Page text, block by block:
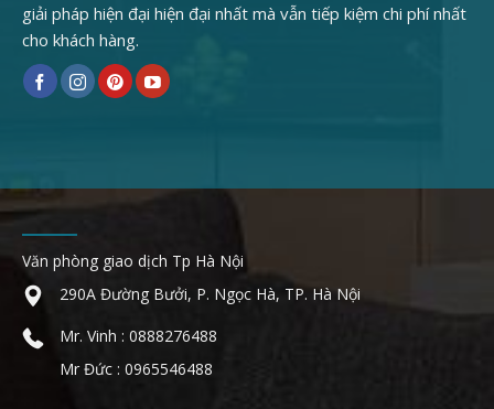
giải pháp hiện đại hiện đại nhất mà vẫn tiếp kiệm chi phí nhất
cho khách hàng.
Văn phòng giao dịch Tp Hà Nội
290A Đường Bưởi, P. Ngọc Hà, TP. Hà Nội
Mr. Vinh : 0888276488
Mr Đức : 0965546488